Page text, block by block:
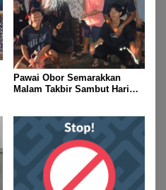
Pawai Obor Semarakkan
Malam Takbir Sambut Hari
Asam, Kecamatan Banjit